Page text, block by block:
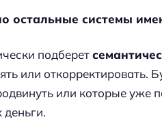
остальные системы
подберет
или откорректировать.
или которые уже
деньги.